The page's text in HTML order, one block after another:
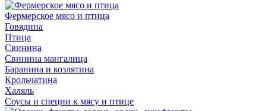
Фермерское мясо и птица
Говядина
Птица
Свинина
Свинина мангалица
Баранина и козлятина
Крольчатина
Халяль
Соусы и специи к мясу и птице